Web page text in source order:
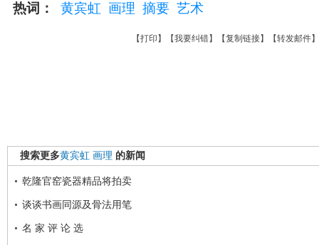
热词： 黄宾虹 画理 摘要 艺术
【打印 】【我要纠错】【复制链接】【转发邮件
搜索更多黄宾虹 画理 的新闻
乾隆官窑瓷器精品将拍卖
谈谈书画同源及骨法用笔
名 家 评 论 选